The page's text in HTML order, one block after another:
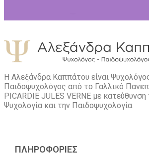
Η Αλεξάνδρα Καππάτου είναι
Παιδοψυχολόγος από το Γαλλικό
PICARDIE JULES VERNE με κατεύθυνση
Ψυχολογία και την Παιδοψυχολογία.
ΠΛΗΡΟΦΟΡΙΕΣ